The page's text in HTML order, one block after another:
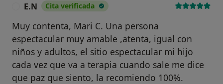
E.N Cita verificada
Muy contenta, Mari C. Una persona
espectacular muy amable ,atenta, igual con
niños y adultos, el sitio espectacular mi hijo
cada vez que va a terapia cuando sale me dice
que paz que siento, la recomiendo 100%.